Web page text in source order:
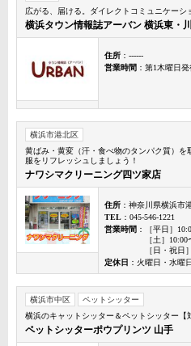
広がる、届ける。ダイレクトコミュニケーシ
横浜タウン情報誌アーバン 横浜東・
住所 ：------
営業時間 ：第1木曜日
横浜市港北区
黄ばみ・黄変（汗・食べ物のタンパク質）
服をリフレッシュしましょう！
ナワシマクリーニング四ツ家店
住所 ：神奈川県横浜市
TEL ：045-546-1221
営業時間 ：［平日］
［土］10:00
［日・祝日
定休日 ：火曜日・水曜
横浜市中区
ペットシッター
横浜のキャットシッター＆ペットシッター【
ペットシッターポウプリンツ 山手